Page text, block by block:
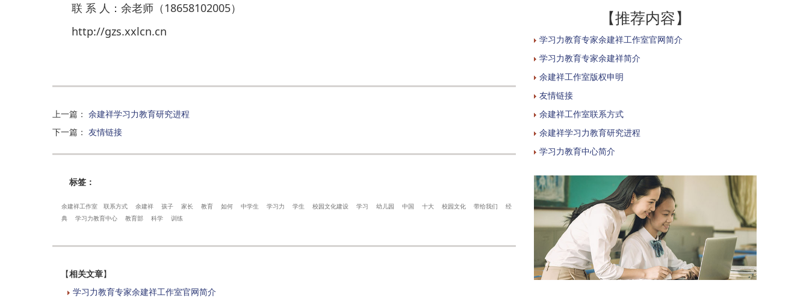
联 系 人：余老师（18658102005）
http://gzs.xxlcn.cn
上一篇 ： 余建祥学习力教育研究进程
下一篇 ： 友情链接
标签：
余建祥工作室 联系方式 余建祥 孩子 家长 教育 如何 中学生 学习力 学生 校园文化建设 学习 幼儿园 中国 十大 校园文化 带给我们
经
典
学习力教育中心 教育部 科学 训练
【相关文章】
学习力教育专家余建祥工作室官网简介
【推荐内容】
学习力教育专家余建祥工作室官网简介
学习力教育专家余建祥简介
余建祥工作室版权申明
友情链接
余建祥工作室联系方式
余建祥学习力教育研究进程
学习力教育中心简介